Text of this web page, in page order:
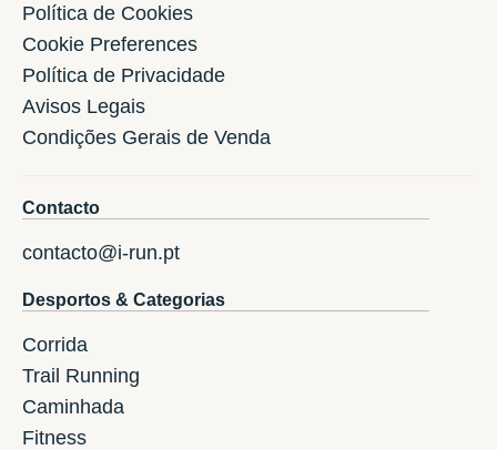
Política de Cookies
Cookie Preferences
Política de Privacidade
Avisos Legais
Condições Gerais de Venda
Contacto
contacto@i-run.pt
Desportos & Categorias
Corrida
Trail Running
Caminhada
Fitness